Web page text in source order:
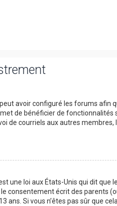
avoir configuré les forums afin
de bénéficier de
de courriels aux autres membres,
une loi aux États-Unis qui dit que
consentement écrit des parents
Si vous n’êtes pas sûr que